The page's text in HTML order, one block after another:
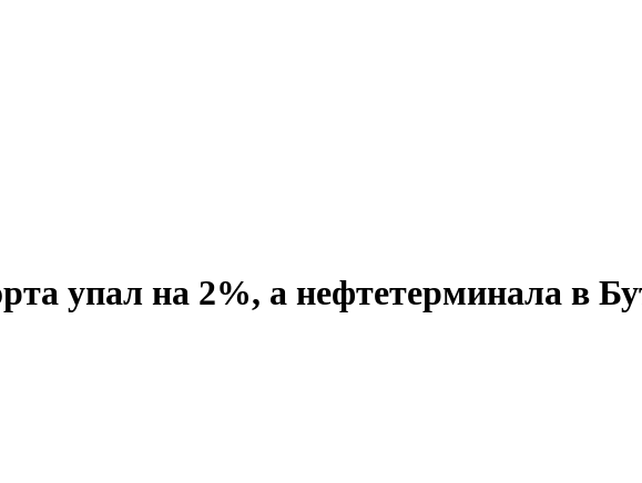
упал на 2%, а нефтетерминала в